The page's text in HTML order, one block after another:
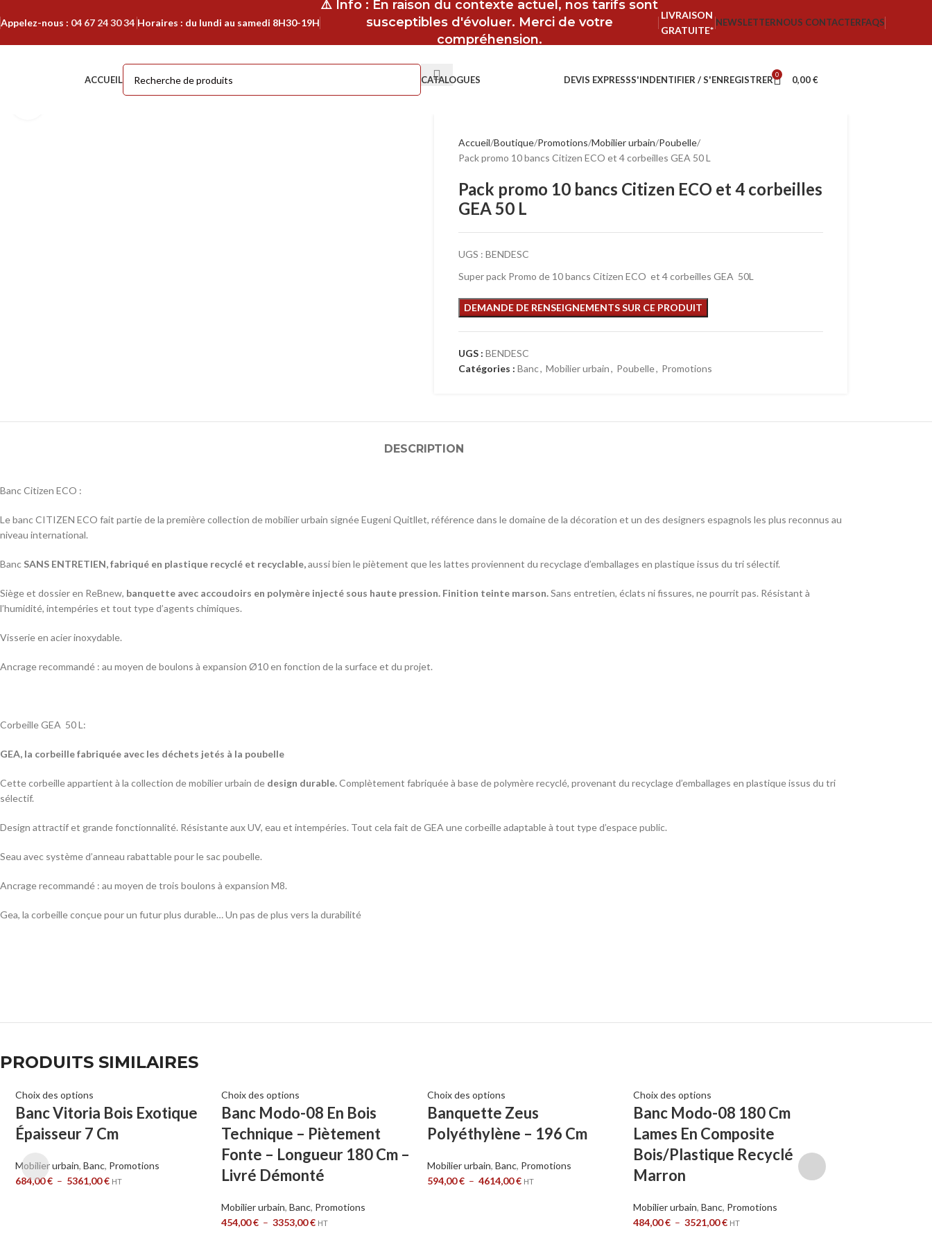
Appelez-nous : 04 67 24 30 34 Horaires : du lundi au samedi 8H30-19H
⚠️ Info : En raison du contexte actuel, nos tarifs sont
susceptibles d'évoluer. Merci de votre
compréhension.
LIVRAISON
GRATUITE*
NEWSLETTERNOUS CONTACTERFAQS
ACCUEIL CATALOGUES DEVIS EXPRESSS'INDENTIFIER / S'ENREGISTRER 0 0,00€
Accueil Boutique Promotions Mobilier urbain Poubelle
Pack promo 10 bancs Citizen ECO et 4 corbeilles GEA 50 L
Pack promo 10 bancs Citizen ECO et 4 corbeilles
GEA 50 L
UGS : BENDESC
Super pack Promo de 10 bancs Citizen ECO et 4 corbeilles GEA 50L
UGS : BENDESC
Catégories : Banc, Mobilier urbain, Poubelle, Promotions
DESCRIPTION
Banc Citizen ECO :
Le banc CITIZEN ECO fait partie de la première collection de mobilier urbain signée Eugeni Quitllet, référence dans le domaine de la décoration et un des designers espagnols les plus reconnus au
niveau international.
Banc SANS ENTRETIEN, fabriqué en plastique recyclé et recyclable,aussi bien le piètement que les lattes proviennent du recyclage d’emballages en plastique issus du tri sélectif.
Siège et dossier en ReBnew, banquette avec accoudoirs en polymère injecté sous haute pression. Finition teinte marson.Sans entretien, éclats ni fissures, ne pourrit pas. Résistant à
l’humidité, intempéries et tout type d’agents chimiques.
Visserie en acier inoxydable.
Ancrage recommandé : au moyen de boulons à expansion Ø10 en fonction de la surface et du projet.
Corbeille GEA 50 L:
GEA, la corbeille fabriquée avec les déchets jetés à la poubelle
Cette corbeille appartient à la collection de mobilier urbain de design durable.Complètement fabriquée à base de polymère recyclé, provenant du recyclage d’emballages en plastique issus du tri
sélectif.
Design attractif et grande fonctionnalité. Résistante aux UV, eau et intempéries. Tout cela fait de GEA une corbeille adaptable à tout type d’espace public.
Seau avec système d’anneau rabattable pour le sac poubelle.
Ancrage recommandé : au moyen de trois boulons à expansion M8.
Gea, la corbeille conçue pour un futur plus durable… Un pas de plus vers la durabilité
PRODUITS SIMILAIRES
Choix des options
Banc Vitoria Bois Exotique
Épaisseur 7 Cm
Mobilier urbain, Banc, Promotions
684,00€ – 5361,00€ HT
Choix des options
Banc Modo-08 En Bois
Technique – Piètement
Fonte – Longueur 180 Cm –
Livré Démonté
Mobilier urbain, Banc, Promotions
454,00€ – 3353,00€ HT
Choix des options
Banquette Zeus
Polyéthylène – 196 Cm
Mobilier urbain, Banc, Promotions
594,00€ – 4614,00€ HT
Choix des options
Banc Modo-08 180 Cm
Lames En Composite
Bois/Plastique Recyclé
Marron
Mobilier urbain,Banc, Promotions
484,00€ – 3521,00€ HT